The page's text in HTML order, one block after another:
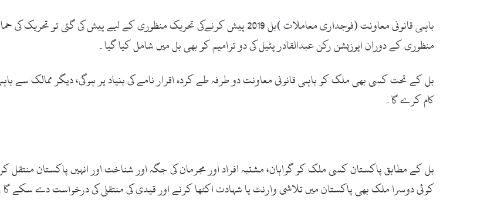
منظوری کے دوران اپوزیشن رکن عبدالقادر پٹیل کی دو ترامیم کو بھی بل میں شامل کیا گیا۔
بل کے تحت کسی بھی ملک کو باہمی قانونی معاونت دو طرفہ طے کردہ اقرار نامے کی بنیاد پر ہوگی، دیگر ممالک سے
کام کرے گا۔
بل کے مطابق پاکستان کسی ملک کو گواہان، مشتبہ افراد اور مجرمان کی جگہ اور شناخت اور انہیں پاکستان
کوئی دوسرا ملک بھی پاکستان میں تلاشی وارنٹ یا شہادت اکٹھا کرنے اور قیدی کی منتقلی کی درخواست دے سکے